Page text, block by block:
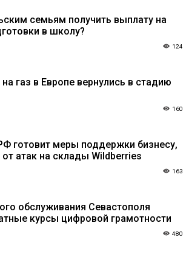
семьям получить выплату на
в школу?
124
газ в Европе вернулись в стадию
160
готовит меры поддержки бизнесу,
атак на склады Wildberries
163
обслуживания Севастополя
курсы цифровой грамотности
480